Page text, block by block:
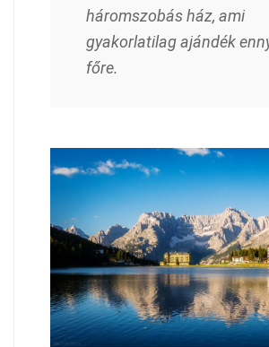
háromszobás ház, ami
gyakorlatilag ajándék
főre.